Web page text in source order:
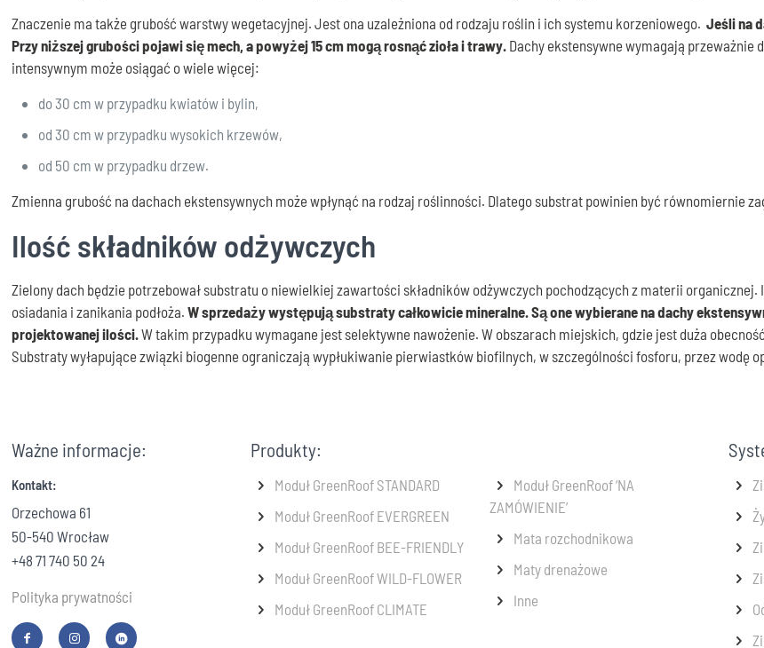
Znaczenie ma także grubość warstwy wegetacyjnej. Jest ona uzależniona od rodzaju roślin i ich systemu korzeniowego.Jeśli na
Przy niższej grubości pojawi się mech, a powyżej 15 cm mogą rosnąć zioła i trawy. Dachy ekstensywne wymagają przeważnie
intensywnym może osiągać o wiele więcej:
do 30 cm w przypadku kwiatów i bylin,
od 30 cm w przypadku wysokich krzewów,
od 50 cm w przypadku drzew.
Zmienna grubość na dachach ekstensywnych może wpłynąć na rodzaj roślinności. Dlatego substrat powinien być równomiernie
Ilość składników odżywczych
Zielony dach będzie potrzebował substratu o niewielkiej zawartości składników odżywczych pochodzących z materii
osiadania i zanikania podłoża.W sprzedaży występują substraty całkowicie mineralne. Są one wybierane na dachy
projektowanej ilości. W takim przypadku wymagane jest selektywne nawożenie. W obszarach miejskich, gdzie jest duża
Substraty wyłapujące związki biogenne ograniczają wypłukiwanie pierwiastków biofilnych, w szczególności fosforu, przez wodę
Ważne informacje:
Kontakt:
Orzechowa 61
50-540 Wrocław
+48 71 740 50 24
Polityka prywatności
Produkty:
Moduł GreenRoof STANDARD
Moduł GreenRoof EVERGREEN
Moduł GreenRoof BEE-FRIENDLY
Moduł GreenRoof WILD-FLOWER
Moduł GreenRoof CLIMATE
Moduł GreenRoof ‘NA
ZAMÓWIENIE’
Mata rozchodnikowa
Maty drenażowe
Inne